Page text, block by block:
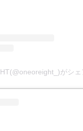
がシェ